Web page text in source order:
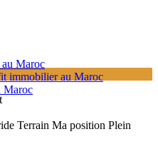
Maroc
immobilier au Maroc
Maroc
Terrain Ma position Plein